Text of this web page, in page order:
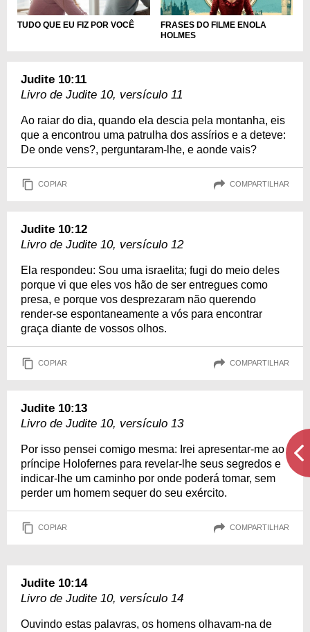
TUDO QUE EU FIZ POR VOCÊ
FRASES DO FILME ENOLA
HOLMES
Judite 10:11
Livro de Judite 10, versículo 11
Ao raiar do dia, quando ela descia pela montanha, eis
que a encontrou uma patrulha dos assírios e a deteve:
De onde vens?, perguntaram-lhe, e aonde vais?
COPIAR COMPARTILHAR
Judite 10:12
Livro de Judite 10, versículo 12
Ela respondeu: Sou uma israelita; fugi do meio deles
porque vi que eles vos hão de ser entregues como
presa, e porque vos desprezaram não querendo
render-se espontaneamente a vós para encontrar
graça diante de vossos olhos.
COPIAR COMPARTILHAR
Judite 10:13
Livro de Judite 10, versículo 13
Por isso pensei comigo mesma: Irei apresentar-me ao
príncipe Holofernes para revelar-lhe seus segredos e
indicar-lhe um caminho por onde poderá tomar, sem
perder um homem sequer do seu exército.
COPIAR COMPARTILHAR
Judite 10:14
Livro de Judite 10, versículo 14
Ouvindo estas palavras, os homens olhavam-na de